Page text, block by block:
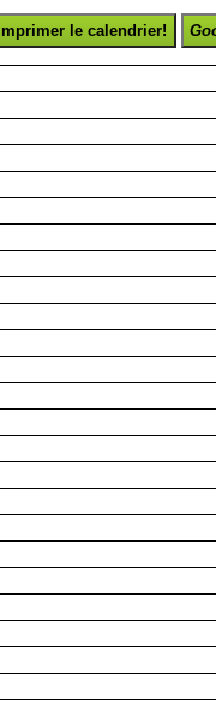
Imprimer le calendrier!